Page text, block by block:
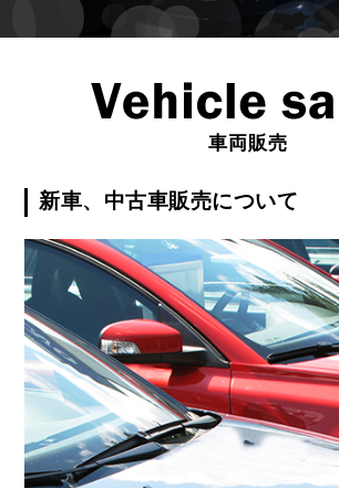
車両販売
新車、中古車販売について